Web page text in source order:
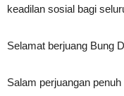
keadilan sosial bagi
Selamat berjuang Bung
Salam perjuangan penuh